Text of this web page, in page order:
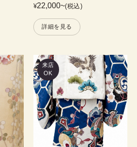
¥22,000~(税込)
詳細を見る
来店
OK